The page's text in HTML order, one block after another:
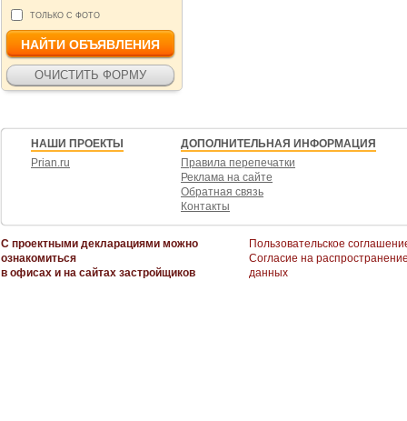
ТОЛЬКО С ФОТО
НАШИ ПРОЕКТЫ
Prian.ru
ДОПОЛНИТЕЛЬНАЯ ИНФОРМАЦИЯ
Правила перепечатки
Реклама на сайте
Обратная связь
Контакты
С проектными декларациями можно
ознакомиться
в офисах и на сайтах застройщиков
Пользовательское
Согласие на
данных